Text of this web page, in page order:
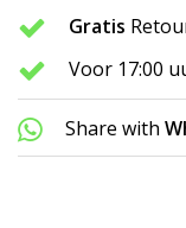
Gratis
Voor 17:00
Share with